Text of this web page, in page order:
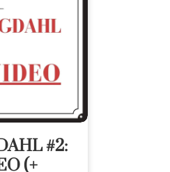
#2:
(+